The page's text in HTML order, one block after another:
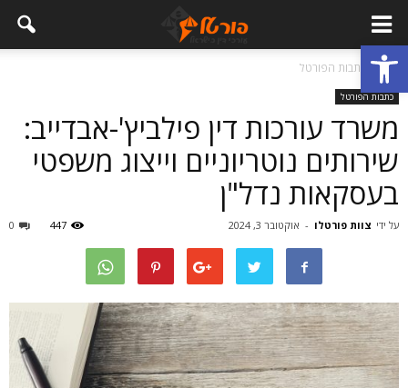
פתח סרגל נגישות
בית כתבות הפורטל
כתבות הפורטל
משרד עורכות דין פילביץ'-אבדייב:
שירותים נוטריוניים וייצוג משפטי
בעסקאות נדל"ן
על ידי צוות פורטלו - אוקטובר 3, 2024 0 447